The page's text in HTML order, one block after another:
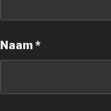
Naam*